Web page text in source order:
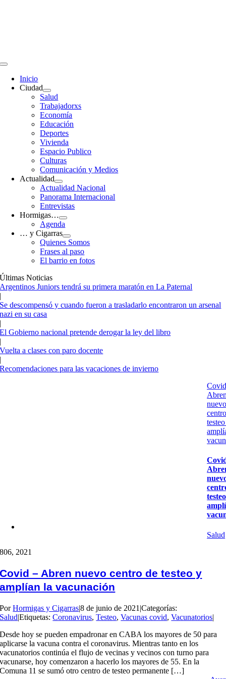
Toggle
Navigation
Inicio
Ciudad
Salud
Trabajadorxs
Economía
Educación
Deportes
Vivienda
Espacio Publico
Culturas
Comunicación y Medios
Actualidad
Actualidad Nacional
Panorama Internacional
Entrevistas
Hormigas…
Agenda
… y Cigarras
Quienes Somos
Frases al paso
El barrio en fotos
Últimas Noticias
Argentinos Juniors tendrá su primera maratón en La Paternal
|
Se descompensó y cuando fueron a trasladarlo encontraron un arsenal
nazi en su casa
|
El Gobierno nacional pretende derogar la ley del libro
|
Vuelta a clases con paro docente
|
Recomendaciones para las vacaciones de invierno
Salud
806, 2021
Covid – Abren nuevo centro de testeo y
amplían la vacunación
PorHormigas y Cigarras|8 de junio de 2021 |Categorías:
Salud|Etiquetas:Coronavirus,Testeo,Vacunas covid,Vacunatorios|
Desde hoy se pueden empadronar en CABA los mayores de 50 para
aplicarse la vacuna contra el coronavirus. Mientras tanto en los
vacunatorios continúa el flujo de vecinas y vecinos con turno para
vacunarse, hoy comenzaron a hacerlo los mayores de 55. En la
Comuna 11 se sumó otro centro de testeo permanente […]